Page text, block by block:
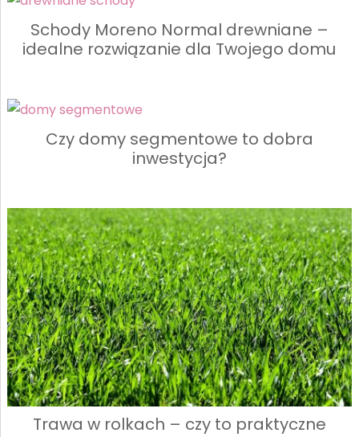
Schody Moreno Normal drewniane –
idealne rozwiązanie dla Twojego domu
Czy domy segmentowe to dobra
inwestycja?
Trawa w rolkach – czy to praktyczne